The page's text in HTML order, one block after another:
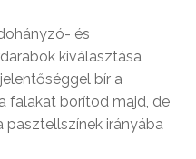
és
kiválasztása
bír a
falakat borítod majd, de
pasztellszínek irányába